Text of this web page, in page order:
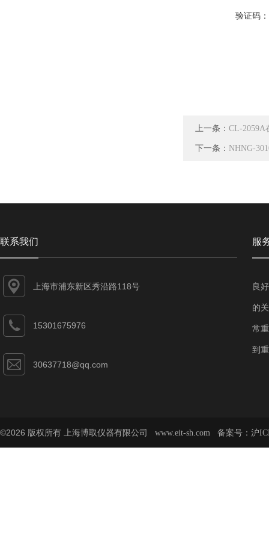
验证码：
上一条： CL-2059A
下一条： NHNG-
联系我们
上海市浦东新区秀沿路118号
15301675976
30637718@qq.com
服
良
的
常
到
©2026 版权所有 上海博取仪器有限公司 www.eit-sh.com 备案号： 沪